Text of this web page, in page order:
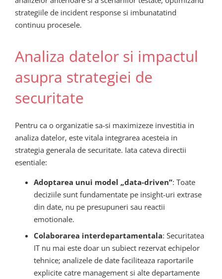
strategiile de incident response si imbunatatind
continuu procesele.
Analiza datelor si impactul
asupra strategiei de
securitate
Pentru ca o organizatie sa-si maximizeze investitia in
analiza datelor, este vitala integrarea acesteia in
strategia generala de securitate. Iata cateva directii
esentiale:
Adoptarea unui model „data-driven”: Toate
deciziile sunt fundamentate pe insight-uri extrase
din date, nu pe presupuneri sau reactii
emotionale.
Colaborarea interdepartamentala: Securitatea
IT nu mai este doar un subiect rezervat echipelor
tehnice; analizele de date faciliteaza raportarile
explicite catre management si alte departamente